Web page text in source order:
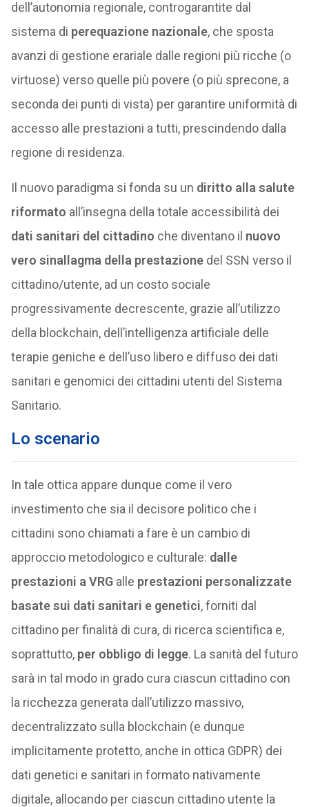
dell’autonomia regionale, controgarantite dal
sistema di perequazione nazionale, che sposta
avanzi di gestione erariale dalle regioni più ricche (o
virtuose) verso quelle più povere (o più sprecone, a
seconda dei punti di vista) per garantire uniformità di
accesso alle prestazioni a tutti, prescindendo dalla
regione di residenza.
Il nuovo paradigma si fonda su un diritto alla salute
riformato all’insegna della totale accessibilità dei
dati sanitari del cittadino che diventano il nuovo
vero sinallagma della prestazionedel SSN verso il
cittadino/utente, ad un costo sociale
progressivamente decrescente, grazie all’utilizzo
della blockchain, dell’intelligenza artificiale delle
terapie geniche e dell’uso libero e diffuso dei dati
sanitari e genomici dei cittadini utenti del Sistema
Sanitario.
Lo scenario
In tale ottica appare dunque come il vero
investimento che sia il decisore politico che i
cittadini sono chiamati a fare è un cambio di
approccio metodologico e culturale: dalle
prestazioni a VRGalle prestazioni personalizzate
basate sui dati sanitari e genetici, forniti dal
cittadino per finalità di cura, di ricerca scientifica e,
soprattutto, per obbligo di legge. La sanità del futuro
sarà in tal modo in grado cura ciascun cittadino con
la ricchezza generata dall’utilizzo massivo,
decentralizzato sulla blockchain (e dunque
implicitamente protetto, anche in ottica GDPR) dei
dati genetici e sanitari in formato nativamente
digitale, allocando per ciascun cittadino utente la